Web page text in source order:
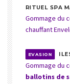
RITUEL SPA
Gommage du
chauffant
EVASION
Gommage du
ballotins de